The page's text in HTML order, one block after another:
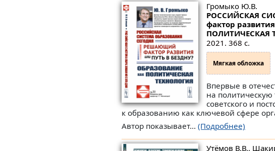
Громыко Ю.В.
РОССИЙСКАЯ
фактор
ПОЛИТИЧЕСКАЯ
2021. 368 с.
Мягкая обложка
Впервые в
на
советского и
к образованию как ключевой сфере
Автор показывает... (Подробнее)
Утёмов В.В.,